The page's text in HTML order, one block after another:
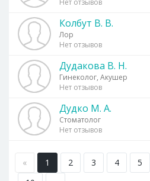
Нет отзывов
Колбут В. В.
Лор
Нет отзывов
Дудакова В. Н.
Гинеколог, Акушер
Нет отзывов
Дудко М. А.
Стоматолог
Нет отзывов
« 1 2 3 4 5